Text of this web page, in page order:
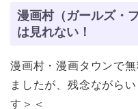
漫画村（ガールズ・
は見れない！
漫画村・漫画タウンで
ましたが、残念ながら
す＞＜